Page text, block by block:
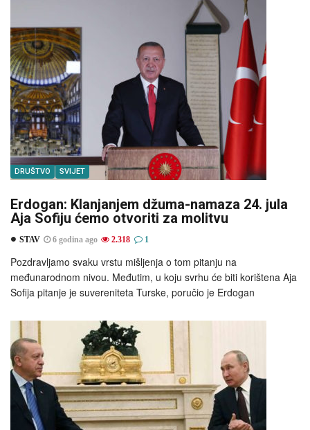
DRUŠTVO SVIJET
Erdogan: Klanjanjem džuma-namaza 24. jula
Aja Sofiju ćemo otvoriti za molitvu
STAV 6 godina ago 2.318 1
Pozdravljamo svaku vrstu mišljenja o tom pitanju na
međunarodnom nivou. Međutim, u koju svrhu će biti korištena Aja
Sofija pitanje je suvereniteta Turske, poručio je Erdogan